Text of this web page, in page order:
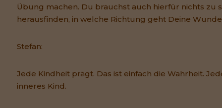
Übung machen. Du brauchst auch hierfür nichts zu
herausfinden, in welche Richtung geht Deine
Stefan:
Jede Kindheit prägt. Das ist einfach die Wahrheit.
inneres Kind.